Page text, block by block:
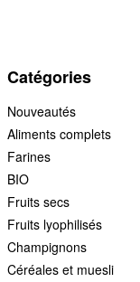
Catégories
Nouveautés
Aliments complets
Farines
BIO
Fruits secs
Fruits lyophilisés
Champignons
Céréales et muesli